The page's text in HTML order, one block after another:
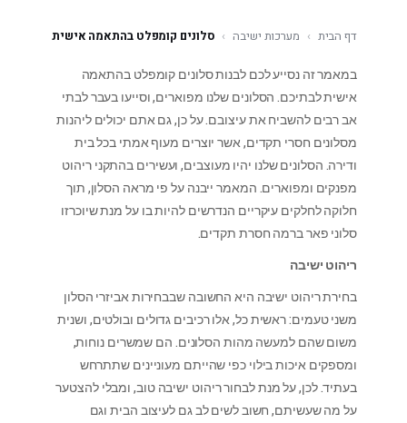
דף הבית › מערכות ישיבה › סלונים קומפלט בהתאמה אישית
במאמר זה נסייע לכם לבנות סלונים קומפלט בהתאמה
אישית לבתיכם. הסלונים שלנו מפוארים, וסייעו בעבר לבתי
אב רבים להשביח את עיצובם. על כן, גם אתם יכולים ליהנות
מסלונים חסרי תקדים, אשר יוצרים מעוף אמתי בכל בית
ודירה. הסלונים שלנו יהיו מעוצבים, ועשירים בהתקני ריהוט
מפנקים ומפוארים. המאמר ייבנה על פי מראה הסלון, תוך
חלוקה לחלקים עיקריים הנדרשים להיות בו על מנת שיוכרזו
סלוני פאר ברמה חסרת תקדים.
ריהוט ישיבה
בחירת ריהוט ישיבה היא החשובה שבבחירות אביזרי הסלון
משני טעמים: ראשית כל, אלו רכיבים גדולים ובולטים, ושנית
משום שהם למעשה מהות הסלונים. הם שמשרים נוחות,
ומספקים איכות בילוי כפי שהייתם מעוניינים שתתרחש
בעתיד. לכן, על מנת לבחור ריהוט ישיבה טוב, ומבלי להצטער
על מה שעשיתם, חשוב לשים לב גם לעיצוב הבית וגם